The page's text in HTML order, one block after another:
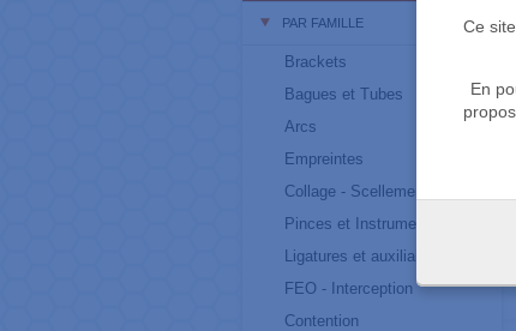
Ce
En
PAR FAMILLE
Brackets
Bagues et Tubes
Arcs
Empreintes
Collage - Scellement
Pinces et Instruments
Ligatures et auxiliaires
FEO - Interception
Contention